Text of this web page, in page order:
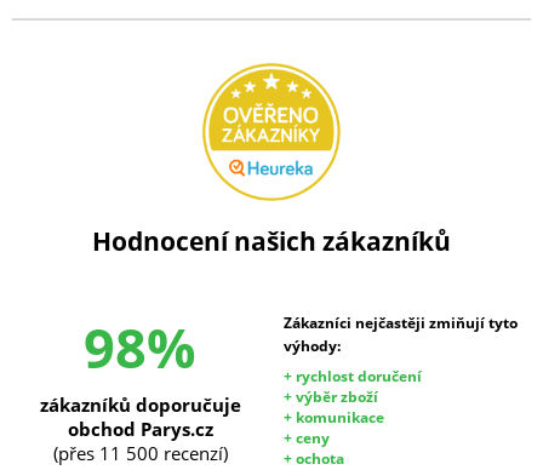
Hodnocení našich zákazníků
98%
Zákazníci nejčastěji zmiňují tyto
výhody:
+ rychlost doručení
+ výběr zboží
+ komunikace
+ ceny
+ ochota
zákazníků doporučuje
obchod Parys.cz
(přes 11 500 recenzí)